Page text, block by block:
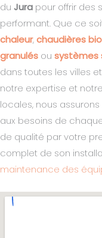
du Jura pour offrir des
performant. Que ce
chaleur,chaudières
granulés ou systèmes
dans toutes les villes
notre expertise et
locales, nous
aux besoins de
de qualité par votre
complet de son
maintenance des